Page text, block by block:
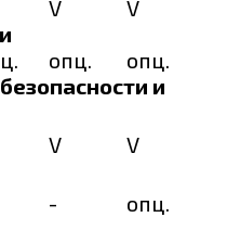
V
V
опц.
опц.
и
V
V
-
опц.